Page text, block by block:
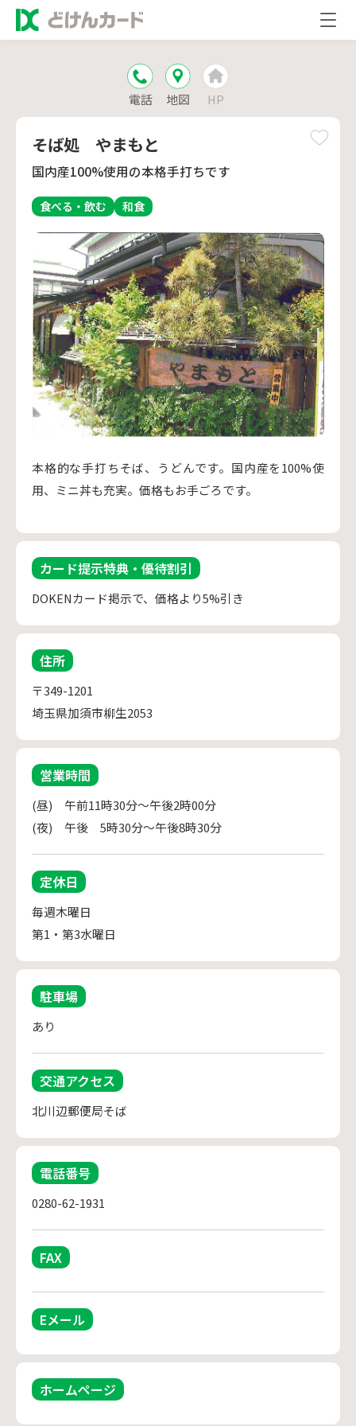
電話 地図 HP
そば処 やまもと
国内産100%使用の本格手打ちです
食べる・飲む 和食
本格的な手打ちそば、うどんです。国内産を100%使
用、ミニ丼も充実。価格もお手ごろです。
カード提示特典・優待割引
DOKENカード掲示で、価格より5%引き
住所
〒349-1201
埼玉県加須市柳生2053
営業時間
(昼)　午前11時30分～午後2時00分
(夜)　午後　5時30分～午後8時30分
定休日
毎週木曜日
第1・第3水曜日
駐車場
あり
交通アクセス
北川辺郵便局そば
電話番号
0280-62-1931
FAX
Eメール
ホームページ